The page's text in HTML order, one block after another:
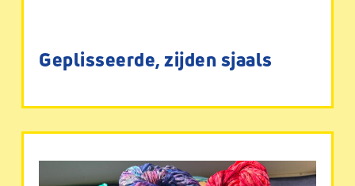
Geplisseerde, zijden sjaals